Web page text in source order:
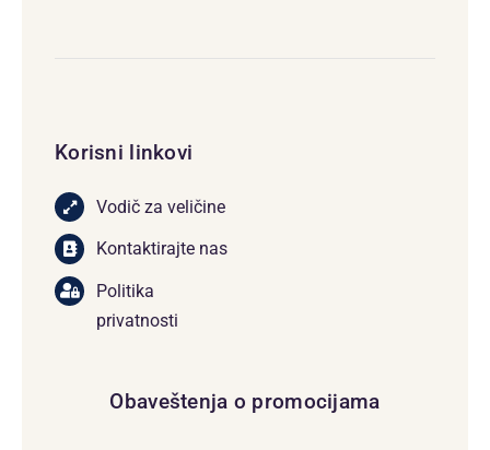
Korisni linkovi
Vodič za veličine
Kontaktirajte nas
Politika
privatnosti
Obaveštenja o promocijama